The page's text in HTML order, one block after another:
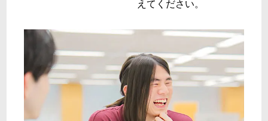
えてください。